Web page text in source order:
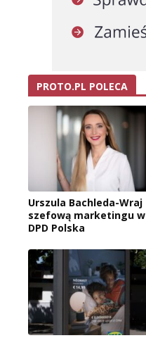
PROTO.PL POLECA
Urszula Bachleda-Wraj
szefową marketingu w
DPD Polska